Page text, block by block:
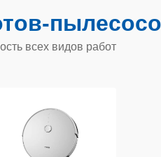
всех видов работ